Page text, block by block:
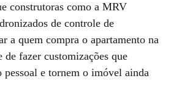
construtoras como a MRV
de controle de
a quem compra o apartamento na
de fazer customizações que
pessoal e tornem o imóvel ainda